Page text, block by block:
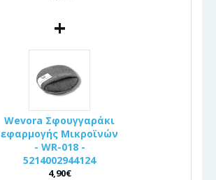
+
Wevora Σφουγγαράκι
εφαρμογής Μικροϊνών
- WR-018 -
5214002944124
4,90€